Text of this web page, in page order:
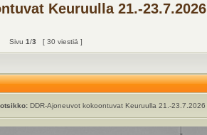
Keuruulla 21.-23.7.2026
Sivu1/3 [ 30 viestiä ]
DDR-Ajoneuvot kokoontuvat Keuruulla 21.-23.7.2026